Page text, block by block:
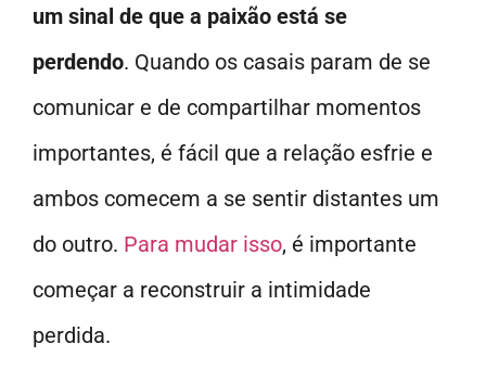
um sinal de que a paixão está se
perdendo. Quando os casais param de se
comunicar e de compartilhar momentos
importantes, é fácil que a relação esfrie e
ambos comecem a se sentir distantes um
do outro. Para mudar isso, é importante
começar a reconstruir a intimidade
perdida.